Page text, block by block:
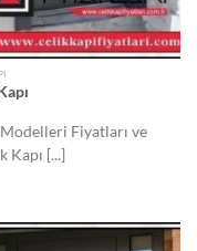
Fiyatları ve
[...]